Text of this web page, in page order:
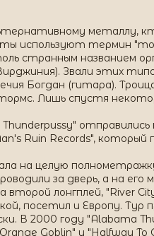
металлу,
используют термин
странным названием
Звали этих
Богдан (гитара).
Лишь спустя
Ruin Records",
на целую
за дверь, а на
лонгплей, "River
посетил и Европу. Тур
В 2000 году "Alabama
Goblin" и "Halfway